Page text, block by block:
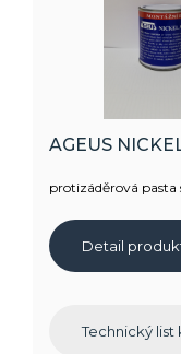
AGEUS
protizáděrová pasta
Detail
Technický list